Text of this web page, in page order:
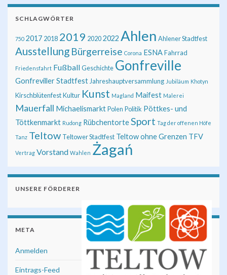
SCHLAGWÖRTER
750 2017 2018 2019 20202022 Ahlen Ahlener Stadtfest
Ausstellung Bürgerreise Corona ESNAFahrrad
Friedensfahrt FußballGeschichte Gonfreville
Gonfreviller Stadtfest Jahreshauptversammlung Jubiläum Khotyn
KirschblütenfestKultur Kunst Magland Maifest Malerei
Mauerfall MichaelismarktPolen Politik Pöttkes- und
Töttkenmarkt Rudong RübchentorteSport Tag der offenen Höfe
Tanz Teltow Teltower Stadtfest Teltow ohne Grenzen TFV
Vertrag Vorstand Wahlen Żagań
UNSERE FÖRDERER
META
Anmelden
Eintrags-Feed